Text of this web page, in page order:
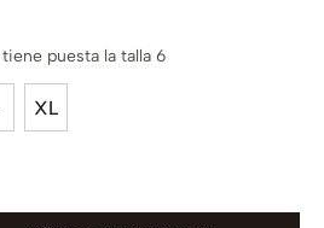
XL
puesta la talla 6